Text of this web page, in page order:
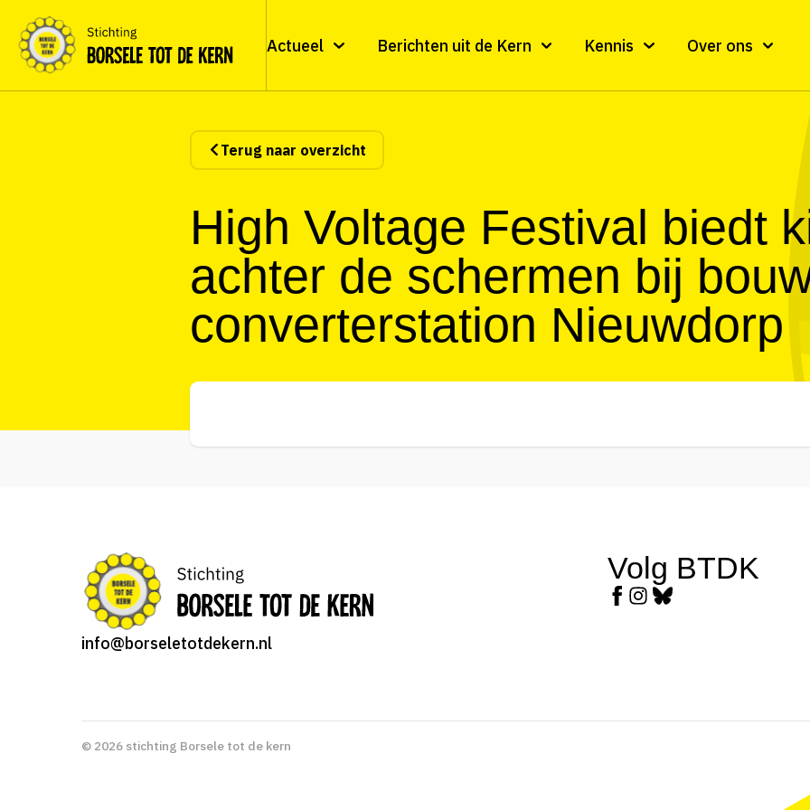
Actueel Berichten uit de Kern Kennis Over ons
Terug naar overzicht
High Voltage Festival biedt
achter de schermen bij
converterstation Nieuwdorp
info@borseletotdekern.nl
Volg BTDK
© 2026 stichting Borsele tot de kern